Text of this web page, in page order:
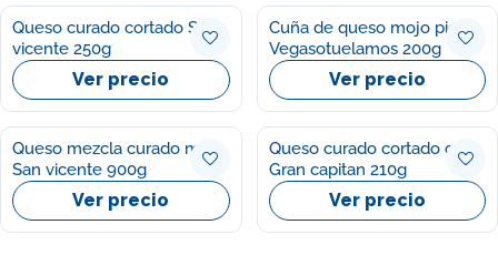
Queso curado cortado San
vicente 250g
Ver precio
Cuña de queso mojo picon
Vegasotuelamos 200g
Ver precio
Queso mezcla curado mini
San vicente 900g
Ver precio
Queso curado cortado cuña
Gran capitan 210g
Ver precio